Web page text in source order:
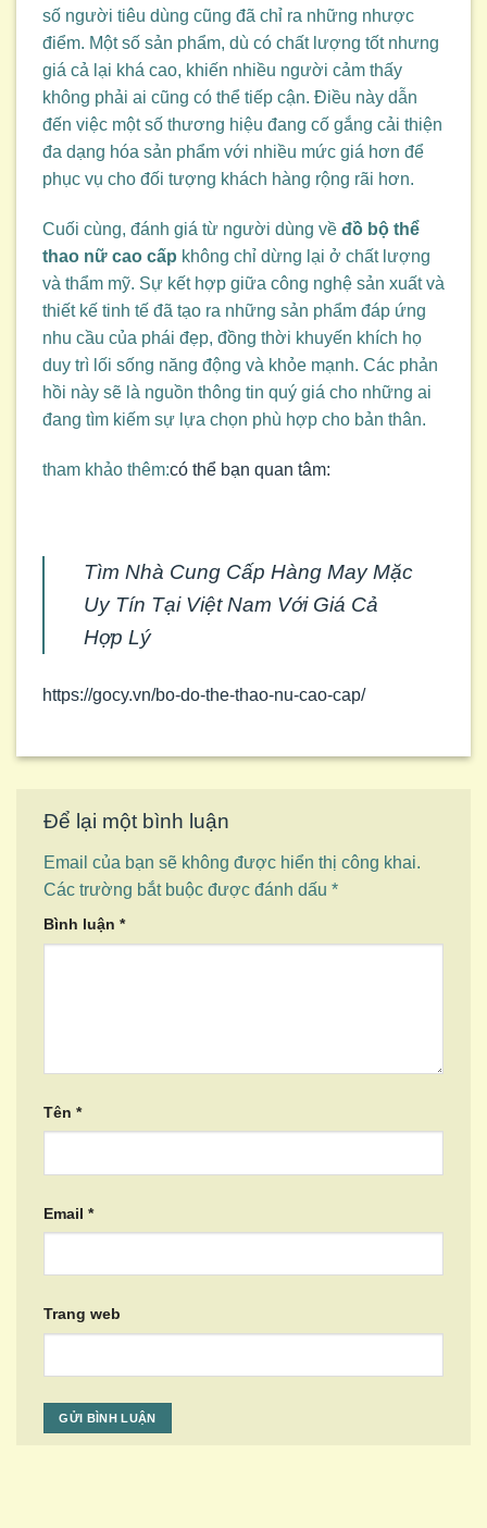
số người tiêu dùng cũng đã chỉ ra những nhược
điểm. Một số sản phẩm, dù có chất lượng tốt nhưng
giá cả lại khá cao, khiến nhiều người cảm thấy
không phải ai cũng có thể tiếp cận. Điều này dẫn
đến việc một số thương hiệu đang cố gắng cải thiện
đa dạng hóa sản phẩm với nhiều mức giá hơn để
phục vụ cho đối tượng khách hàng rộng rãi hơn.
Cuối cùng, đánh giá từ người dùng về đồ bộ thể
thao nữ cao cấp không chỉ dừng lại ở chất lượng
và thẩm mỹ. Sự kết hợp giữa công nghệ sản xuất và
thiết kế tinh tế đã tạo ra những sản phẩm đáp ứng
nhu cầu của phái đẹp, đồng thời khuyến khích họ
duy trì lối sống năng động và khỏe mạnh. Các phản
hồi này sẽ là nguồn thông tin quý giá cho những ai
đang tìm kiếm sự lựa chọn phù hợp cho bản thân.
tham khảo thêm:có thể bạn quan tâm:
Tìm Nhà Cung Cấp Hàng May Mặc
Uy Tín Tại Việt Nam Với Giá Cả
Hợp Lý
https://gocy.vn/bo-do-the-thao-nu-cao-cap/
Để lại một bình luận
Email của bạn sẽ không được hiển thị công khai.
Các trường bắt buộc được đánh dấu *
Bình luận *
Tên *
Email *
Trang web